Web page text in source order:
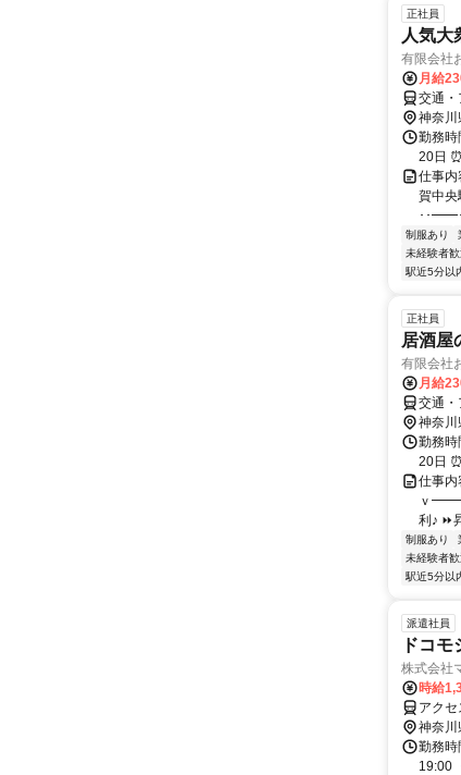
正社員
人気大
有限会社
月給
交通・
神奈川
勤務時
20日
仕事内
賀中央
･･━━
制服あり
未経験者歓
駅近5分以
正社員
居酒屋
有限会社
月給
交通・
神奈川
勤務時
20日
仕事
ｖ
利♪ ⏩
制服あり
未経験者歓
駅近5分以
派遣社員
ドコ
株式会社
時給
アク
神奈川
勤務時
19:00